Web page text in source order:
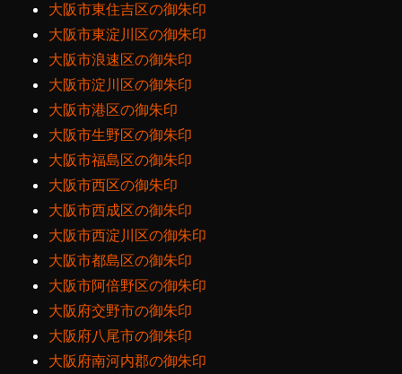
大阪市東住吉区の御朱印
大阪市東淀川区の御朱印
大阪市浪速区の御朱印
大阪市淀川区の御朱印
大阪市港区の御朱印
大阪市生野区の御朱印
大阪市福島区の御朱印
大阪市西区の御朱印
大阪市西成区の御朱印
大阪市西淀川区の御朱印
大阪市都島区の御朱印
大阪市阿倍野区の御朱印
大阪府交野市の御朱印
大阪府八尾市の御朱印
大阪府南河内郡の御朱印